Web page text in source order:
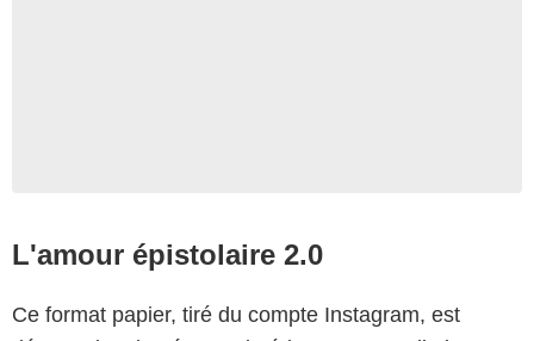
L'amour épistolaire 2.0
Ce format papier, tiré du compte Instagram, est